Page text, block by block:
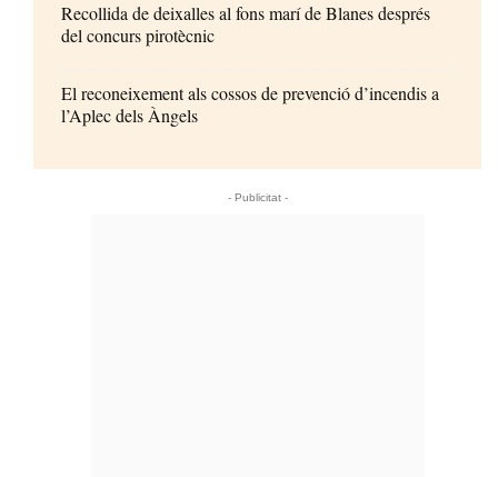
Recollida de deixalles al fons marí de Blanes després
del concurs pirotècnic
El reconeixement als cossos de prevenció d’incendis a
l’Aplec dels Àngels
- Publicitat -